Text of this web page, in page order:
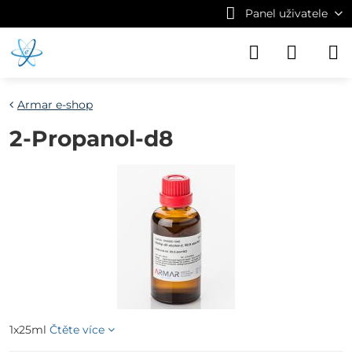
Panel uživatele
Armar e-shop
2-Propanol-d8
1x25ml Čtěte více